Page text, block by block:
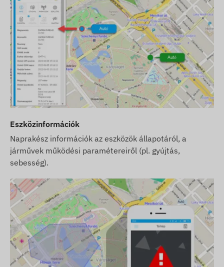
Eszközinformációk
Naprakész információk az eszközök állapotáról, a
járművek működési paramétereiről (pl. gyújtás,
sebesség).